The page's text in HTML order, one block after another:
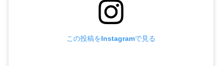
この投稿をInstagramで見る